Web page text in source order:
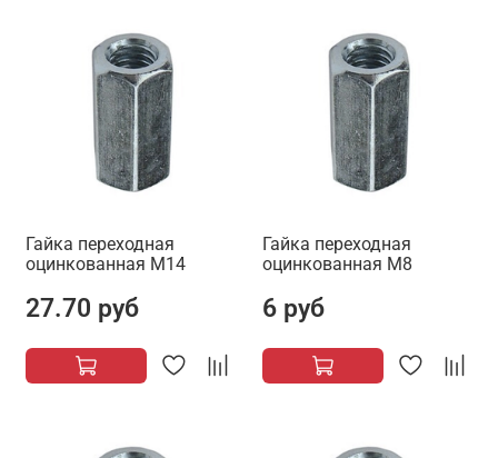
Гайка переходная
оцинкованная М14
27.70 руб
Гайка переходная
оцинкованная М8
6 руб